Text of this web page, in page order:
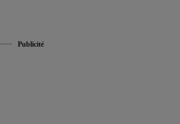
Publicité